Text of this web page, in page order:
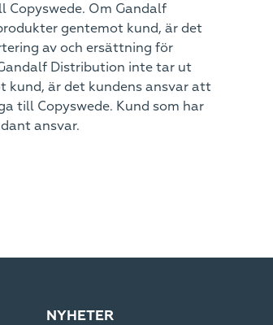
Om Gandalf
gentemot kund, är det
av och ersättning för
Distribution inte tar ut
kund, är det kundens ansvar att
till Copyswede. Kund som har
ansvar.
NYHETER